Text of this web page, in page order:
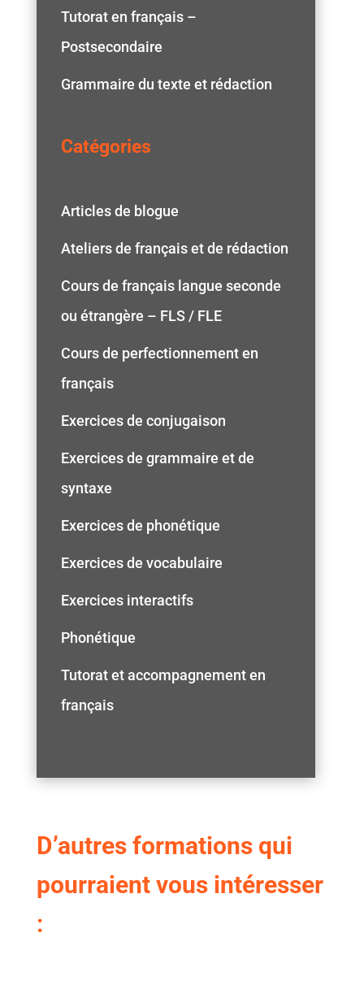
Tutorat en français –
Postsecondaire
Grammaire du texte et rédaction
Catégories
Articles de blogue
Ateliers de français et de rédaction
Cours de français langue seconde
ou étrangère – FLS / FLE
Cours de perfectionnement en
français
Exercices de conjugaison
Exercices de grammaire et de
syntaxe
Exercices de phonétique
Exercices de vocabulaire
Exercices interactifs
Phonétique
Tutorat et accompagnement en
français
D’autres formations qui
pourraient vous intéresser
: